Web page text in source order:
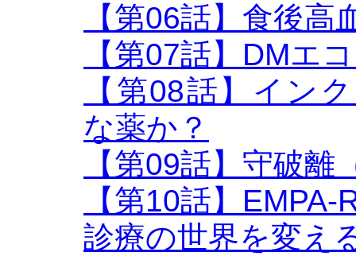
【第06話】食後高
【第07話】DMエ
【第08話】イン
な薬か？
【第09話】守破
【第10話】
診療の世界を変え